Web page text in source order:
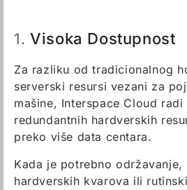
1. Visoka Dostupnost
Za razliku od tradicionalnog
serverski resursi vezani za
mašine, Interspace Cloud radi
redundantnih hardverskih
preko više data centara.
Kada je potrebno
hardverskih kvarova ili